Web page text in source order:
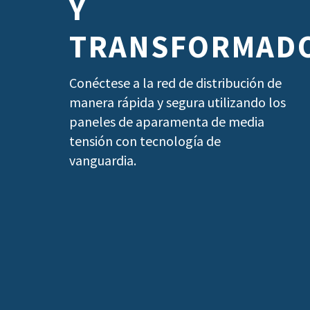
Y
Conéctese a la red de distribución de
manera rápida y segura utilizando los
paneles de aparamenta de media
tensión con tecnología de
vanguardia.